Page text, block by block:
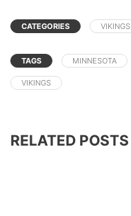
CATEGORIES VIKINGS
TAGS MINNESOTA
VIKINGS
RELATED POSTS